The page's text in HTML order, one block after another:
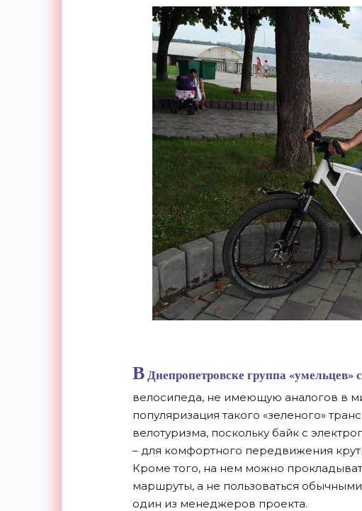
ВДнепропетровске группа «умельцев»
велосипеда, не имеющую аналогов в
популяризация такого «зеленого»
велотуризма, поскольку байк с
– для комфортного передвижения
Кроме того, на нем можно
маршруты, а не пользоваться
один из менеджеров проекта.